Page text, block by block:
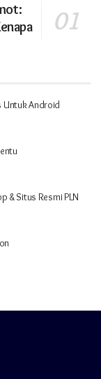
Untuk Android
& Situs Resmi PLN